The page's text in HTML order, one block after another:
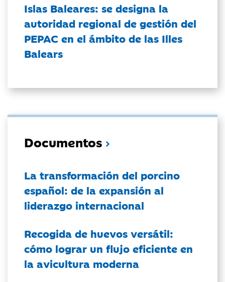
Islas Baleares: se designa la
autoridad regional de gestión del
PEPAC en el ámbito de las Illes
Balears
Documentos
La transformación del porcino
español: de la expansión al
liderazgo internacional
Recogida de huevos versátil:
cómo lograr un flujo eficiente en
la avicultura moderna